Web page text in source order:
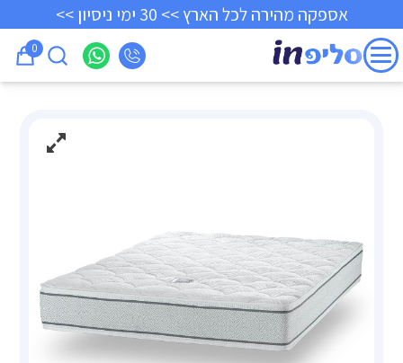
אספקה מהירה לכל הארץ >> 30 ימי ניסיון >>
0